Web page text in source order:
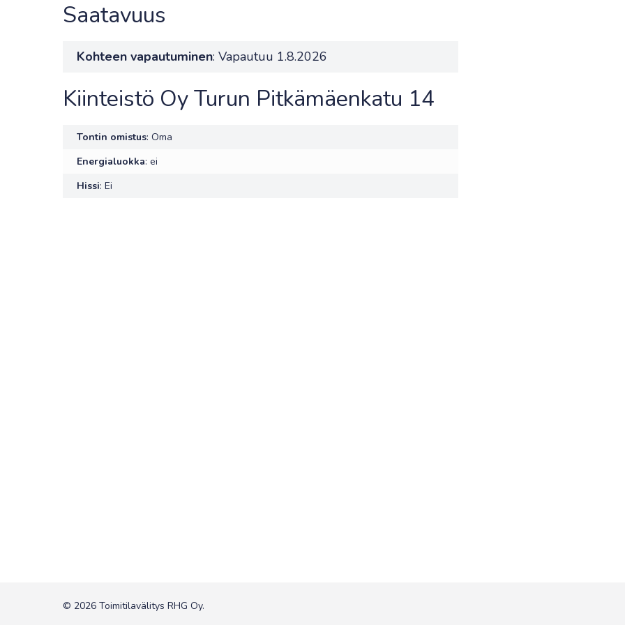
Saatavuus
Kohteen vapautuminen: Vapautuu 1.8.2026
Kiinteistö Oy Turun Pitkämäenkatu 14
Tontin omistus: Oma
Energialuokka: ei
Hissi: Ei
© 2026 Toimitilavälitys RHG Oy.